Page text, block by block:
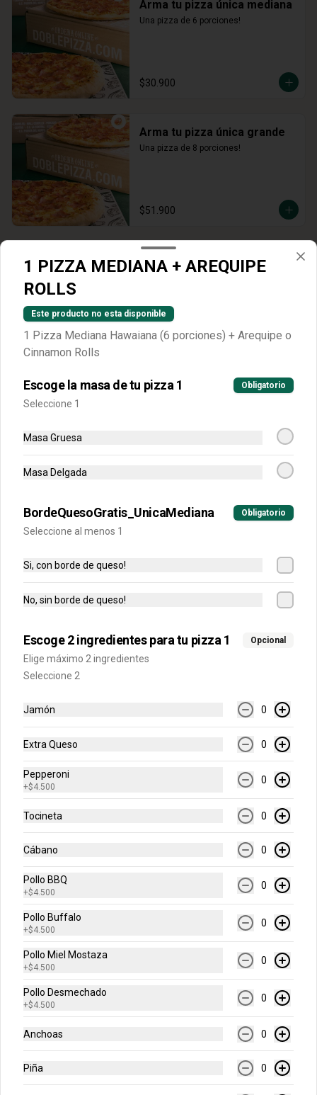
Arma tu pizza única mediana
Una pizza de 6 porciones!
$30.900
Arma tu pizza única grande
Una pizza de 8 porciones!
$51.900
Acompañantes
Alitas
Buffalo, BBQ o mixtas.
$18.500
$5.500
Pancitos x6 de ajo o cinnamon
preparados con nuestra deliciosa masa
de pizza
Postres
Exquisitos rolls glaseados recién
Exquisitos rolls glaseados recién
horneados de arequipe.
1 PIZZA MEDIANA + AREQUIPE
ROLLS
Este producto no esta disponible
1 Pizza Mediana Hawaiana (6 porciones) + Arequipe o
Cinnamon Rolls
Escoge la masa de tu pizza 1 Obligatorio
Seleccione 1
Masa Gruesa
Masa Delgada
BordeQuesoGratis_UnicaMediana Obligatorio
Seleccione al menos 1
Si, con borde de queso!
No, sin borde de queso!
Escoge 2 ingredientes para tu pizza 1 Opcional
Elige máximo 2 ingredientes
Seleccione 2
Jamón 0
Extra Queso 0
Pepperoni
+$4.500
0
Tocineta 0
Cábano 0
Pollo BBQ
+$4.500
0
Pollo Buffalo
+$4.500
0
Pollo Miel Mostaza
+$4.500
0
Pollo Desmechado
+$4.500
0
Anchoas 0
Piña 0